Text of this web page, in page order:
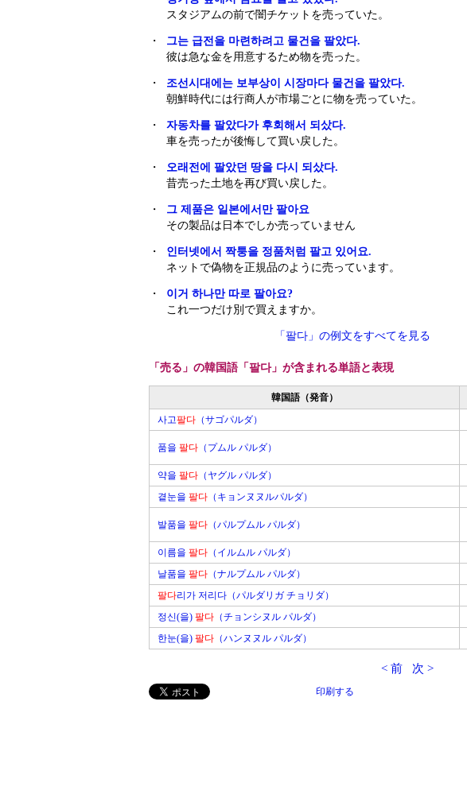
スタジアムの前で闇チケットを売っていた。
・
그는 급전을 마련하려고 물건을 팔았다.
彼は急な金を用意するため物を売った。
・
조선시대에는 보부상 이 시장마다 물건을 팔았다.
朝鮮時代には行商人が市場ごとに物を売っていた。
・
자동차를 팔았다가 후회해서 되샀다.
車を売ったが後悔して買い戻した。
・
오래전에 팔았던 땅을 다시 되샀다.
昔売った土地を再び買い戻した。
・
그 제품은 일본에서만 팔아요
その製品は日本でしか売っていません
・
인터넷에서 짝퉁을 정품처럼 팔고 있어요.
ネットで偽物を正規品のように売っています。
・
이거 하나만 따로 팔아요?
これ一つだけ別で買えますか。
「팔다」の例文をすべてを見る
「売る」の韓国語「팔다」が含まれる単語と表現
韓国語（発音）
사고팔다 （サゴパルダ）
품을 팔다 （プムル パルダ）
약을 팔다 （ヤグル パルダ）
곁눈을 팔다 （キョンヌヌルパルダ）
발품을 팔다 （パルプムル パルダ）
이름을 팔다 （イルムル パルダ）
날품을 팔다 （ナルプムル パルダ）
팔다리가 저리다（パルダリガ チョリダ）
정신(을) 팔다 （チョンシヌル パルダ）
한눈(을) 팔다 （ハンヌヌル パルダ）
< 前 次 >
印刷する